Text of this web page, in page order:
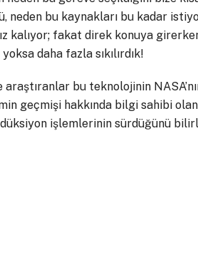
neden bu kaynakları bu kadar
kalıyor; fakat direk konuya
daha fazla sıkılırdık!
bu teknolojinin
geçmişi hakkında bilgi sahibi
işlemlerinin sürdüğünü